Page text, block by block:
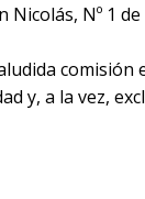
Nicolás, Nº 1
y, a la vez,